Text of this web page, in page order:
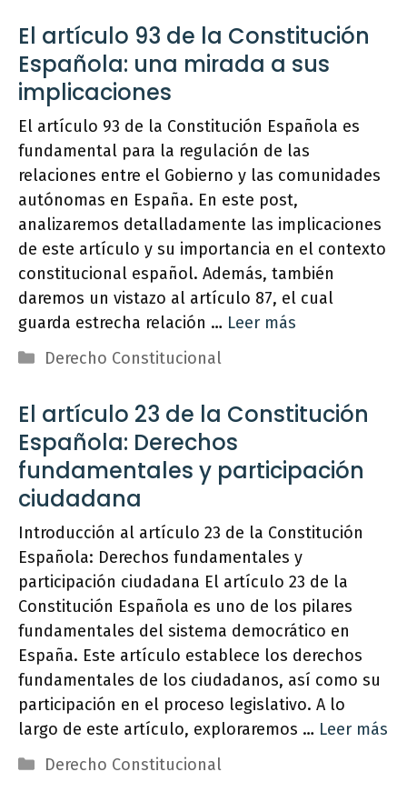
El artículo 93 de la Constitución
Española: una mirada a sus
implicaciones
El artículo 93 de la Constitución Española es
fundamental para la regulación de las
relaciones entre el Gobierno y las comunidades
autónomas en España. En este post,
analizaremos detalladamente las implicaciones
de este artículo y su importancia en el contexto
constitucional español. Además, también
daremos un vistazo al artículo 87, el cual
guarda estrecha relación … Leer más
Categorías
Derecho Constitucional
El artículo 23 de la Constitución
Española: Derechos
fundamentales y participación
ciudadana
Introducción al artículo 23 de la Constitución
Española: Derechos fundamentales y
participación ciudadana El artículo 23 de la
Constitución Española es uno de los pilares
fundamentales del sistema democrático en
España. Este artículo establece los derechos
fundamentales de los ciudadanos, así como su
participación en el proceso legislativo. A lo
largo de este artículo, exploraremos … Leer más
Categorías
Derecho Constitucional